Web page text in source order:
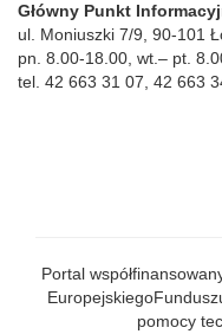
Główny Punkt
ul. Moniuszki 7/9, 90-101
pn. 8.00-18.00, wt.– pt.
tel. 42 663 31 07, 42 663
Portal
pomocy